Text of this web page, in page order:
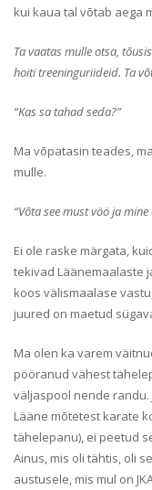
kui kaua tal võtab aega
Ta vaatas mulle otsa,
hoiti treeninguriideid. Ta
“Kas sa tahad seda?”
Ma võpatasin teades,
mulle.
“Võta see must vöö ja
Ei ole raske märgata,
tekivad Läänemaalaste
koos välismaalase
juured on maetud
Ma olen ka varem
pööranud vähest
väljaspool nende randu.
Lääne mõtetest karate
tähelepanu), ei peetud
Ainus, mis oli tähtis, oli
austusele, mis mul on